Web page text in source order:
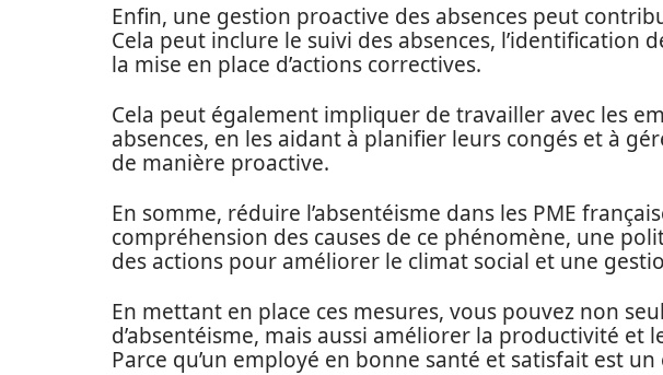
Enfin, une gestion proactive des absences peut
Cela peut inclure le suivi des absences, l’identification
la mise en place d’actions correctives.
Cela peut également impliquer de travailler avec les
absences, en les aidant à planifier leurs congés et à
de manière proactive.
En somme, réduire l’absentéisme dans les PME
compréhension des causes de ce phénomène, une
des actions pour améliorer le climat social et une
En mettant en place ces mesures, vous pouvez non
d’absentéisme, mais aussi améliorer la productivité et
Parce qu’un employé en bonne santé et satisfait est